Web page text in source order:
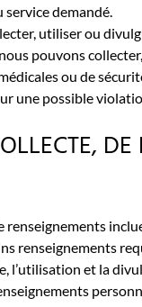
demandé.
utiliser ou
pouvons
ou de
une possible
renseignements
renseignements
l’utilisation et la